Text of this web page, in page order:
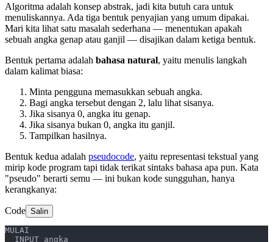
Algoritma adalah konsep abstrak, jadi kita butuh cara untuk
menuliskannya. Ada tiga bentuk penyajian yang umum dipakai.
Mari kita lihat satu masalah sederhana — menentukan apakah
sebuah angka genap atau ganjil — disajikan dalam ketiga bentuk.
Bentuk pertama adalah bahasa natural, yaitu menulis langkah
dalam kalimat biasa:
Minta pengguna memasukkan sebuah angka.
Bagi angka tersebut dengan 2, lalu lihat sisanya.
Jika sisanya 0, angka itu genap.
Jika sisanya bukan 0, angka itu ganjil.
Tampilkan hasilnya.
Bentuk kedua adalah pseudocode, yaitu representasi tekstual yang
mirip kode program tapi tidak terikat sintaks bahasa apa pun. Kata
"pseudo" berarti semu — ini bukan kode sungguhan, hanya
kerangkanya:
Code Salin
MULAI
  INPUT angka